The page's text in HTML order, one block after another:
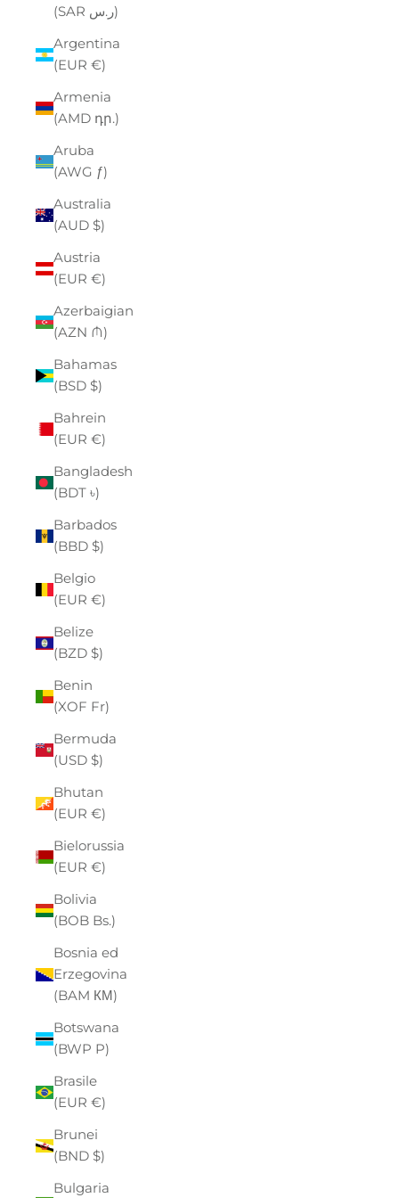
(SAR ر.س)
Argentina
(EUR €)
Armenia
(AMD դր.)
Aruba
(AWG ƒ)
Australia
(AUD $)
Austria
(EUR €)
Azerbaigian
(AZN ₼)
Bahamas
(BSD $)
Bahrein
(EUR €)
Bangladesh
(BDT ৳)
Barbados
(BBD $)
Belgio
(EUR €)
Belize
(BZD $)
Benin
(XOF Fr)
Bermuda
(USD $)
Bhutan
(EUR €)
Bielorussia
(EUR €)
Bolivia
(BOB Bs.)
Bosnia ed
Erzegovina
(BAM КМ)
Botswana
(BWP P)
Brasile
(EUR €)
Brunei
(BND $)
Bulgaria